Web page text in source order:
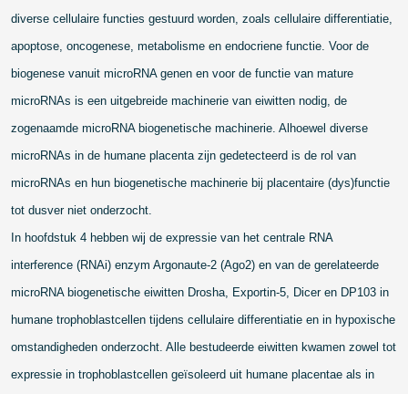
diverse cellulaire functies gestuurd worden, zoals cellulaire differentiatie,
apoptose, oncogenese, metabolisme en endocriene functie. Voor de
biogenese vanuit microRNA genen en voor de functie van mature
microRNAs is een uitgebreide machinerie van eiwitten nodig, de
zogenaamde microRNA biogenetische machinerie. Alhoewel diverse
microRNAs in de humane placenta zijn gedetecteerd is de rol van
microRNAs en hun biogenetische machinerie bij placentaire (dys)functie
tot dusver niet onderzocht.
In hoofdstuk 4 hebben wij de expressie van het centrale RNA
interference (RNAi) enzym Argonaute-2 (Ago2) en van de gerelateerde
microRNA biogenetische eiwitten Drosha, Exportin-5, Dicer en DP103 in
humane trophoblastcellen tijdens cellulaire differentiatie en in hypoxische
omstandigheden onderzocht. Alle bestudeerde eiwitten kwamen zowel tot
expressie in trophoblastcellen geïsoleerd uit humane placentae als in